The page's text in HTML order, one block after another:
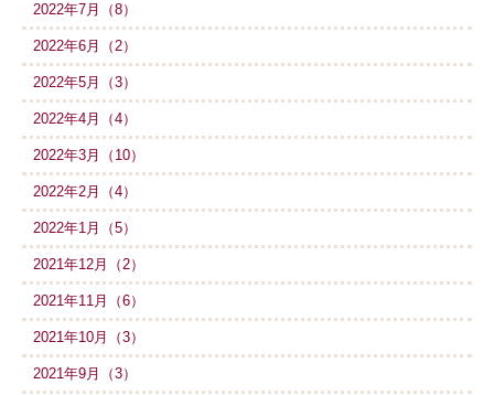
2022年7月（8）
2022年6月（2）
2022年5月（3）
2022年4月（4）
2022年3月（10）
2022年2月（4）
2022年1月（5）
2021年12月（2）
2021年11月（6）
2021年10月（3）
2021年9月（3）